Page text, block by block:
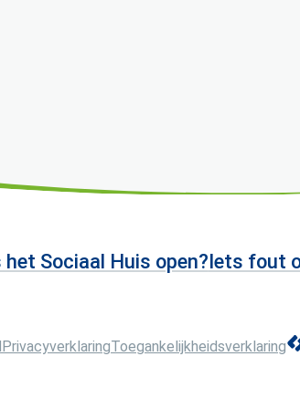
het Sociaal Huis open?Iets fout
PrivacyverklaringToegankelijkheidsverklaring